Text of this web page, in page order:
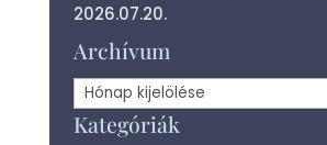
2026.07.20.
Archívum
Archívum
Kategóriák